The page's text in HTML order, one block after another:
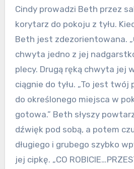
Cindy prowadzi Beth przez
korytarz do pokoju z tyłu.
Beth jest zdezorientowana.
chwyta jedno z jej
plecy. Drugą ręką chwyta jej
ciągnie do tyłu. „To jest twój
do określonego miejsca w
gotowa.” Beth słyszy
dźwięk pod sobą, a potem
długiego i grubego szybko
jej cipkę. „CO